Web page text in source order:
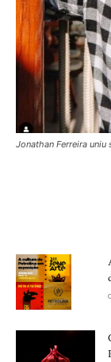
Jonathan Ferreira